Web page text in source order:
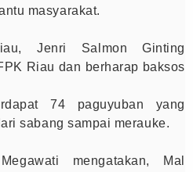
masyarakat.
Jenri Salmon Ginting
Riau dan berharap baksos
74 paguyuban yang
sabang sampai merauke.
mengatakan, Mal